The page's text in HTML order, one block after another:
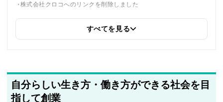
株式会社クロコへのリンクを削除しました
同じトピックを紹介している「株式会社クロコ、株式会社ファンく
2025年5月21日
著者情報の変更を行いました
すべてを見る
自分らしい生き方・働き方ができる社会を目
指して創業